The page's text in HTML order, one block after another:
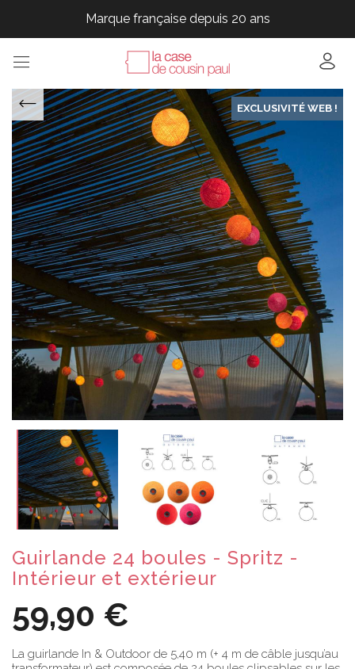
Marque française depuis 20 ans
Marque française depuis 20 ans
Marque française depuis 20 ans
EXCLUSIVITÉ WEB !
Guirlande 24 boules - Spritz -
Intérieur et extérieur
59,90 €
La guirlande In & Outdoor de 5,40 m (+ 4 m de câble jusqu’au